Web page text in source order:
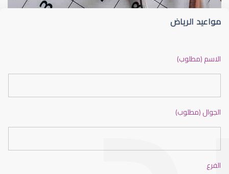
ضعف نظر الاطفال
مواعيد الرياض
الاسم (مطلوب)
الجوال (مطلوب)
الفرع